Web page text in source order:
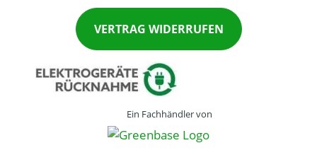
VERTRAG WIDERRUFEN
Ein Fachhändler von